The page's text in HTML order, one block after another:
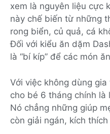
xem là nguyên liệu cực
này chế biến từ những
rong biển, củ quả, cá
Đối với kiểu ăn dặm
là “bí kíp” để các món
Với việc không dùng
cho bé 6 tháng chính là
Nó chẳng những giúp
còn giải ngán, kích